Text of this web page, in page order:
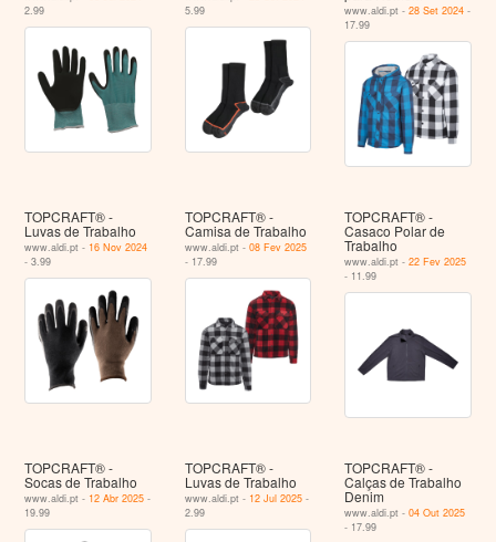
2.99
5.99
www.aldi.pt -28 Set 2024 -
17.99
TOPCRAFT® -
Luvas de Trabalho
www.aldi.pt - 16 Nov 2024
- 3.99
TOPCRAFT® -
Camisa de Trabalho
www.aldi.pt - 08 Fev 2025
- 17.99
TOPCRAFT® -
Casaco Polar de
Trabalho
www.aldi.pt -22 Fev 2025
- 11.99
TOPCRAFT® -
Socas de Trabalho
www.aldi.pt - 12 Abr 2025 -
19.99
TOPCRAFT® -
Luvas de Trabalho
www.aldi.pt - 12 Jul 2025-
2.99
TOPCRAFT® -
Calças de Trabalho
Denim
www.aldi.pt -04 Out 2025
- 17.99